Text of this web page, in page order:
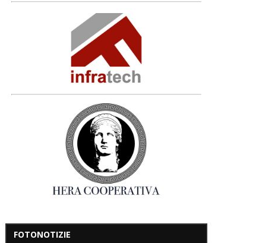
FOTONOTIZIE